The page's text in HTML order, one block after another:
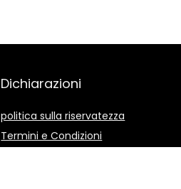
Dichiarazioni
politica sulla riservatezza
Termini e Condizioni